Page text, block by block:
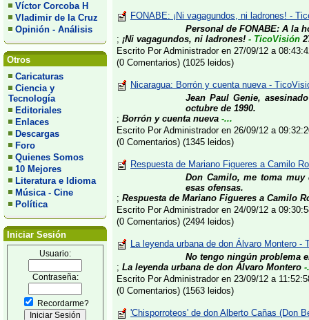
Víctor Corcoba H
Vladimir de la Cruz
Opinión - Análisis
Otros
Caricaturas
Ciencia y
Tecnología
Editoriales
Enlaces
Descargas
Foro
Quienes Somos
10 Mejores
Literatura e Idioma
Música - Cine
Política
Iniciar Sesión
Usuario:
Contraseña:
Recordarme?
FONABE: ¡Ni vagagundos, ni ladrones! -
Personal de FONABE: A la
; ¡Ni vagagundos, ni ladrones! - TicoVisión
Escrito Por Administrador en 27/09/12 a
(0 Comentarios) (1025 leidos)
Nicaragua: Borrón y cuenta nueva -
Jean Paul Genie,
octubre de 1990.
; Borrón y cuenta nueva -...
Escrito Por Administrador en 26/09/12 a
(0 Comentarios) (1345 leidos)
Respuesta de Mariano Figueres a Camilo
Don Camilo, me toma
esas ofensas.
; Respuesta de Mariano Figueres a Camilo
Escrito Por Administrador en 24/09/12 a
(0 Comentarios) (2494 leidos)
La leyenda urbana de don Álvaro Montero -
No tengo ningún problema
; La leyenda urbana de don Álvaro Montero -
Escrito Por Administrador en 23/09/12 a
(0 Comentarios) (1563 leidos)
'Chisporroteos' de don Alberto Cañas (Don